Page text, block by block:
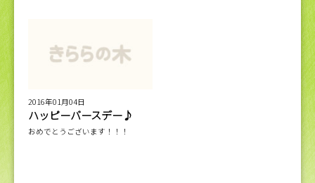
2016年01月04日
ハッピーバースデー♪
おめでとうございます！！！